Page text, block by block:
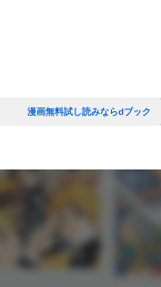
漫画無料試し読みならdブック